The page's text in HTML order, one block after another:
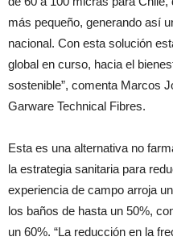
más pequeño, generando así
nacional. Con esta solución
global en curso, hacia el
sostenible”, comenta Marcos
Garware Technical Fibres.
Esta es una alternativa no
la estrategia sanitaria para
experiencia de campo arroja
los baños de hasta un 50%,
un 60%. “La reducción en la